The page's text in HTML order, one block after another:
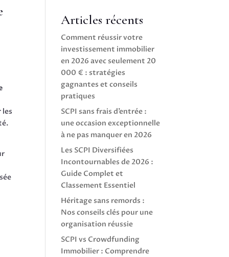
les
Articles récents
Comment réussir votre
investissement immobilier
en 2026 avec seulement 20
000 € : stratégies
gagnantes et conseils
pratiques
SCPI sans frais d’entrée :
une occasion exceptionnelle
à ne pas manquer en 2026
Les SCPI Diversifiées
Incontournables de 2026 :
Guide Complet et
Classement Essentiel
Héritage sans remords :
Nos conseils clés pour une
organisation réussie
SCPI vs Crowdfunding
Immobilier : Comprendre